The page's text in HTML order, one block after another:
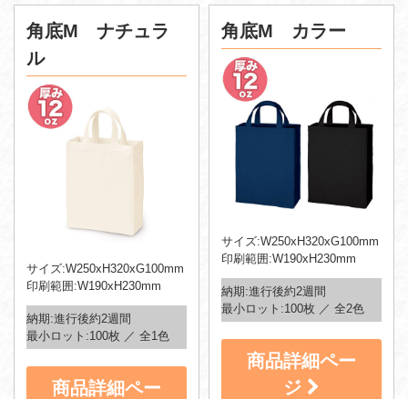
角底M ナチュラ
ル
サイズ:W250xH320xG100mm
印刷範囲:W190xH230mm
納期:進行後約2週間
最小ロット:100枚 ／ 全1色
商品詳細ペー
角底M カラー
サイズ:W250xH320xG100mm
印刷範囲:W190xH230mm
納期:進行後約2週間
最小ロット:100枚 ／ 全2色
商品詳細ペー
ジ